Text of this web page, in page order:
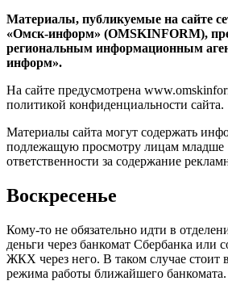
Материалы, публикуемые на сайте
«Омск-информ» (OMSKINFORM),
региональным информационным
информ».
На сайте предусмотрена
политикой конфиденциальности сайта.
Материалы сайта могут содержать
подлежащую просмотру лицам младше
ответственности за содержание
Воскресенье
Кому-то не обязательно идти в
деньги через банкомат Сбербанка или
ЖКХ через него. В таком случае стоит
режима работы ближайшего банкомата.